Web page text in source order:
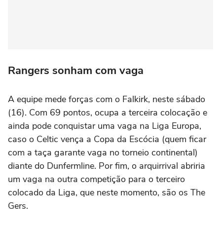
Rangers sonham com vaga
A equipe mede forças com o Falkirk, neste sábado
(16). Com 69 pontos, ocupa a terceira colocação e
ainda pode conquistar uma vaga na Liga Europa,
caso o Celtic vença a Copa da Escócia (quem ficar
com a taça garante vaga no torneio continental)
diante do Dunfermline. Por fim, o arquirrival abriria
um vaga na outra competição para o terceiro
colocado da Liga, que neste momento, são os The
Gers.